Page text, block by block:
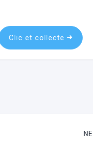
Clic et collecte